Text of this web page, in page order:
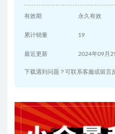
有效期 永久有效
累计销量 19
最近更新 2024年09月
下载遇到问题？可联系客服或留言